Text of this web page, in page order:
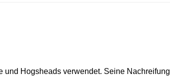
Hogsheads verwendet. Seine Nachreifung